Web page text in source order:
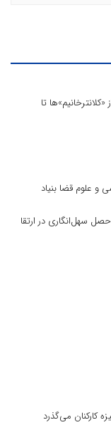
تا
و علوم قضا بنیاد
سهل‌انگاری در ارتقا
کارکنان می‌گذرد